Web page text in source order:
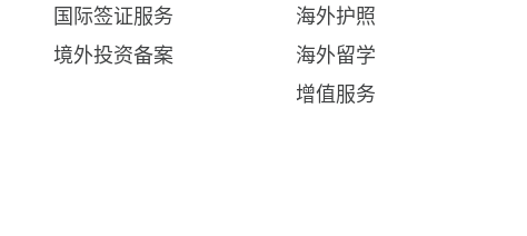
国际签证服务
境外投资备案
海外护照
海外留学
增值服务